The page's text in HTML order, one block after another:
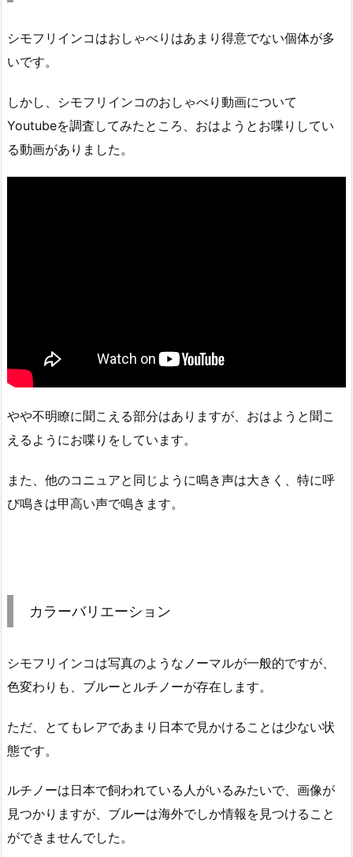
シモフリインコはおしゃべりはあまり得意でない個体が多
いです。
しかし、シモフリインコのおしゃべり動画について
Youtubeを調査してみたところ、おはようとお喋りしてい
る動画がありました。
やや不明瞭に聞こえる部分はありますが、おはようと聞こ
えるようにお喋りをしています。
また、他のコニュアと同じように鳴き声は大きく、特に呼
び鳴きは甲高い声で鳴きます。
カラーバリエーション
シモフリインコは写真のようなノーマルが一般的ですが、
色変わりも、ブルーとルチノーが存在します。
ただ、とてもレアであまり日本で見かけることは少ない状
態です。
ルチノーは日本で飼われている人がいるみたいで、画像が
見つかりますが、ブルーは海外でしか情報を見つけること
ができませんでした。